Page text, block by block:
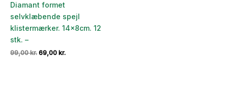
Diamant formet
selvklæbende spejl
klistermærker. 14x8cm. 12
stk. –
99,00kr. Den
69,00 kr.Den